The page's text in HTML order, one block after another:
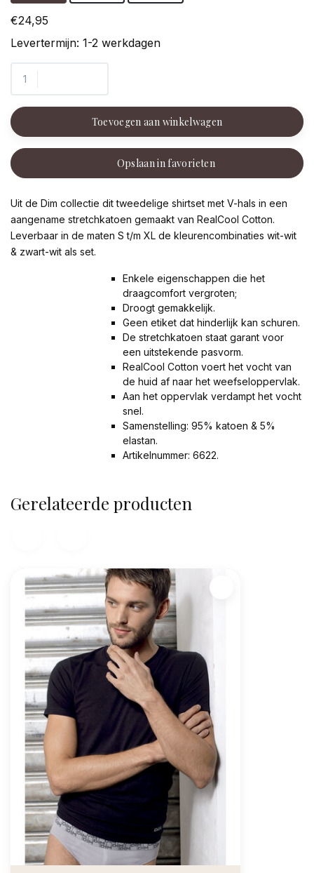
€24,95
Levertermijn: 1-2 werkdagen
Toevoegen aan winkelwagen
Opslaan in favorieten
Uit de Dim collectie dit tweedelige shirtset met V-hals in een
aangename stretchkatoen gemaakt van RealCool Cotton.
Leverbaar in de maten S t/m XL de kleurencombinaties wit-wit
& zwart-wit als set.
Enkele eigenschappen die het
draagcomfort vergroten;
Droogt gemakkelijk.
Geen etiket dat hinderlijk kan schuren.
De stretchkatoen staat garant voor
een uitstekende pasvorm.
RealCool Cotton voert het vocht van
de huid af naar het weefseloppervlak.
Aan het oppervlak verdampt het vocht
snel.
Samenstelling: 95% katoen & 5%
elastan.
Artikelnummer: 6622.
Gerelateerde producten